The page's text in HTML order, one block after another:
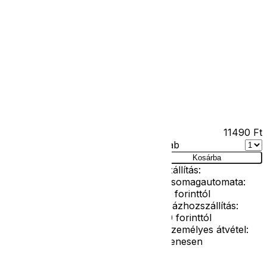
11490 Ft
Darab
Kosárba
Szállítás:
- Csomagautomata:
1190 forinttól
- Házhozszállítás:
2190 forinttól
- Személyes átvétel:
ingyenesen